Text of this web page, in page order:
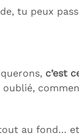
tu peux
c’est
oublié,
au fond… et